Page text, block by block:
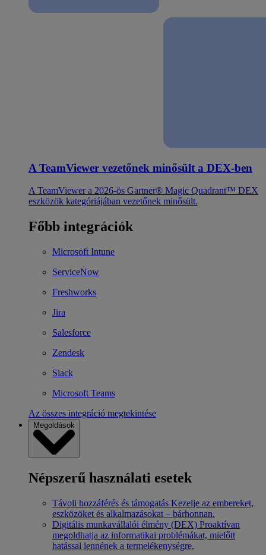
A TeamViewer vezetőnek minősült a DEX-ben
A TeamViewer a 2026-ös Gartner® Magic Quadrant™ DEX
eszközök kategóriájában vezetőnek minősült.
Főbb integrációk
Microsoft Intune
ServiceNow
Freshworks
Jira
Salesforce
Zendesk
Slack
Microsoft Teams
Az összes integráció megtekintése
Megoldások
Népszerű használati esetek
Távoli hozzáférés és támogatás Kezelje az embereket,
eszközöket és alkalmazásokat – bárhonnan.
Digitális munkavállalói élmény (DEX) Proaktívan
megoldhatja az informatikai problémákat, mielőtt
hatással lennének a termelékenységre.